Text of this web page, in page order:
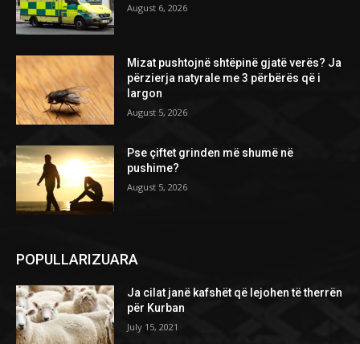
August 6, 2026
Mizat pushtojnë shtëpinë gjatë verës? Ja
përzierja natyrale me 3 përbërës që i
largon
August 5, 2026
Pse çiftet grinden më shumë në
pushime?
August 5, 2026
POPULLARIZUARA
Ja cilat janë kafshët që lejohen të therrën
për Kurban
July 15, 2021